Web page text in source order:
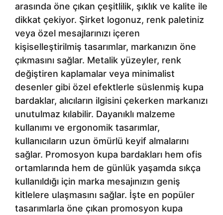
arasında öne çıkan çeşitlilik, şıklık ve kalite ile
dikkat çekiyor. Şirket logonuz, renk paletiniz
veya özel mesajlarınızı içeren
kişiselleştirilmiş tasarımlar, markanızın öne
çıkmasını sağlar. Metalik yüzeyler, renk
değiştiren kaplamalar veya minimalist
desenler gibi özel efektlerle süslenmiş kupa
bardaklar, alıcıların ilgisini çekerken markanızı
unutulmaz kılabilir. Dayanıklı malzeme
kullanımı ve ergonomik tasarımlar,
kullanıcıların uzun ömürlü keyif almalarını
sağlar. Promosyon kupa bardakları hem ofis
ortamlarında hem de günlük yaşamda sıkça
kullanıldığı için marka mesajınızın geniş
kitlelere ulaşmasını sağlar. İşte en popüler
tasarımlarla öne çıkan promosyon kupa